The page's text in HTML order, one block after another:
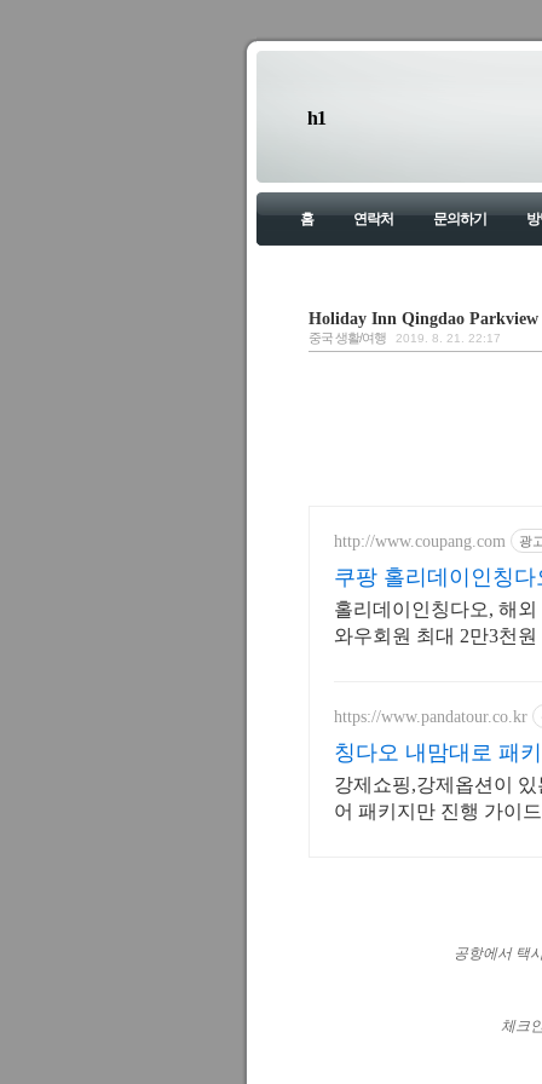
h1
홈 연락처 문의하기
Holiday Inn Qingdao Parkview
중국 생활/여행 2019. 8. 21. 22:17
http://www.coupang.com 광
쿠팡 홀리데이인칭
홀리데이인칭다오, 해
와우회원 최대 2만3천
https://www.pandatour.co.kr
칭다오 내맘대로 패
강제쇼핑,강제옵션이
어 패키지만 진행 가이
공항에서 택
체크